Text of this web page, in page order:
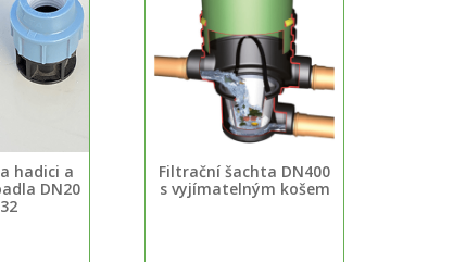
hadici a
DN20
Filtrační šachta DN400
s vyjímatelným košem